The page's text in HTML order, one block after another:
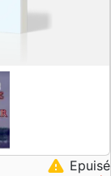
warning Epuisé